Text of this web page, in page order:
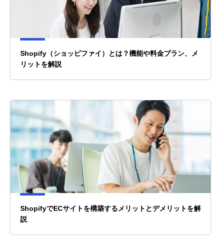
Shopify（ショッピファイ）とは？機能や料金プラン、メ
リットを解説
ShopifyでECサイトを構築するメリットとデメリットを解
説